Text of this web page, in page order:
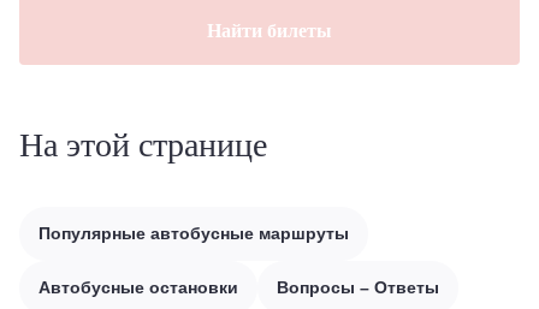
Найти билеты
На этой странице
Популярные автобусные маршруты
Автобусные остановки Вопросы – Ответы